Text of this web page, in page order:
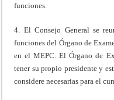
funciones.
4. El Consejo General se
funciones del Órgano de
en el MEPC. El Órgano de
tener su propio presidente y
considere necesarias para el